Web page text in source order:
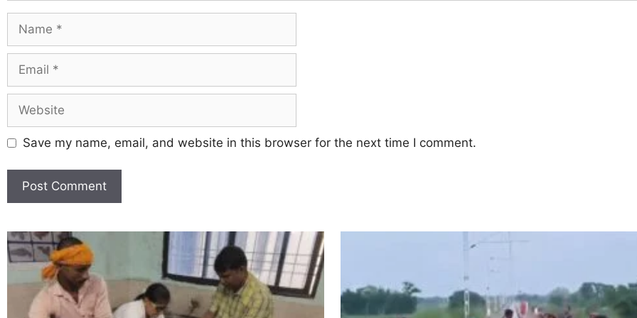
Save my name, email, and website in this browser for the next time I comment.